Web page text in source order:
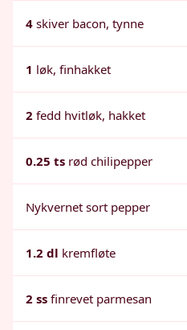
4 skiver bacon, tynne
1 løk, finhakket
2 fedd hvitløk, hakket
0.25 ts rød chilipepper
Nykvernet sort pepper
1.2 dl kremfløte
2 ss finrevet parmesan